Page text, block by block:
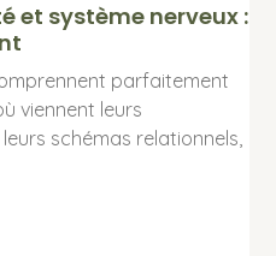
et système nerveux :
parfaitement
viennent leurs
schémas relationnels,